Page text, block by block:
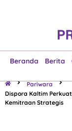
Beranda Berita
Pariwara
Dispora Kaltim
Kemitraan Strategis